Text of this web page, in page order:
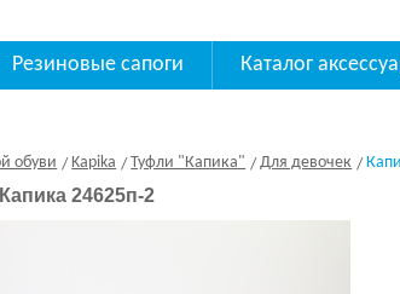
Резиновые сапоги Каталог
обуви Kapika Туфли "Капика" Для девочек
24625п-2